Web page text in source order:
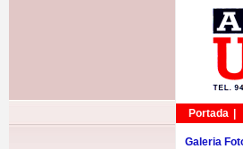
Portada
Galeria